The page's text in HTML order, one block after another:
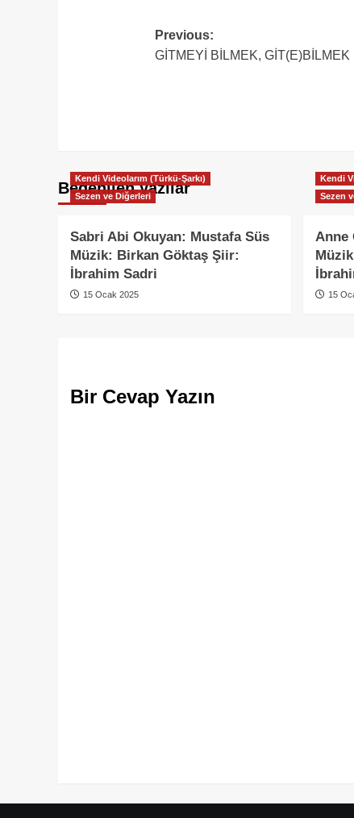
Post
navigation
Previous:
GİTMEYİ BİLMEK, GİT(E)BİLMEK
Beğenilen yazılar
Kendi Videolarım (Türkü-Şarkı)
Sezen ve Diğerleri
Sabri Abi Okuyan: Mustafa Süs
Müzik: Birkan Göktaş Şiir:
İbrahim Sadri
15 Ocak 2025
Kendi
Sezen
Anne
15
Bir Cevap Yazın